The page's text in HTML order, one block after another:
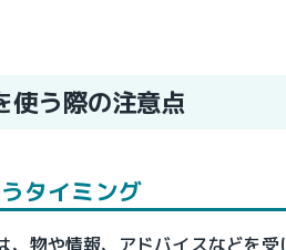
使う際の注意点
タイミング
、物や情報、アドバイスなどを